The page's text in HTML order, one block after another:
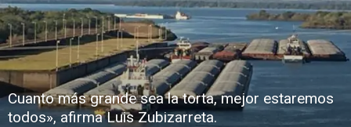
Cuanto más grande sea la torta, mejor estaremos
todos», afirma Luis Zubizarreta.